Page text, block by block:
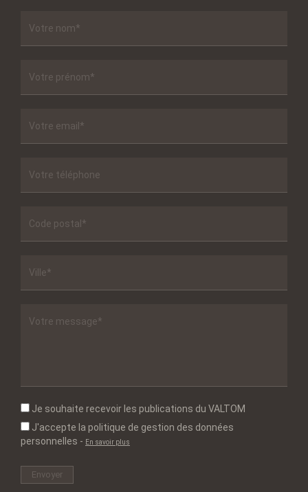
Je souhaite recevoir les publications du VALTOM
J'accepte la politique de gestion des données
personnelles - En savoir plus